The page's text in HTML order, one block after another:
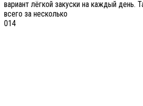
вариант лёгкой закуски на каждый день.
всего за несколько
014